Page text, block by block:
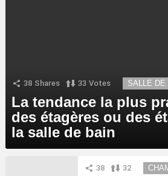
38 Shares 33 Votes SALLE DE
La tendance la plus
des étagères ou des
la salle de bain
38 32